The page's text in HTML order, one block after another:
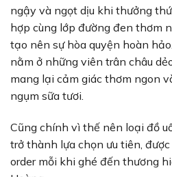
ngậy và ngọt dịu khi thưởng
hợp cùng lớp đường đen thơm
tạo nên sự hòa quyện hoàn
nằm ở những viên trân châu
mang lại cảm giác thơm ngon
ngụm sữa tươi.
Cũng chính vì thế nên loại đồ
trở thành lựa chọn ưu tiên,
order mỗi khi ghé đến thương